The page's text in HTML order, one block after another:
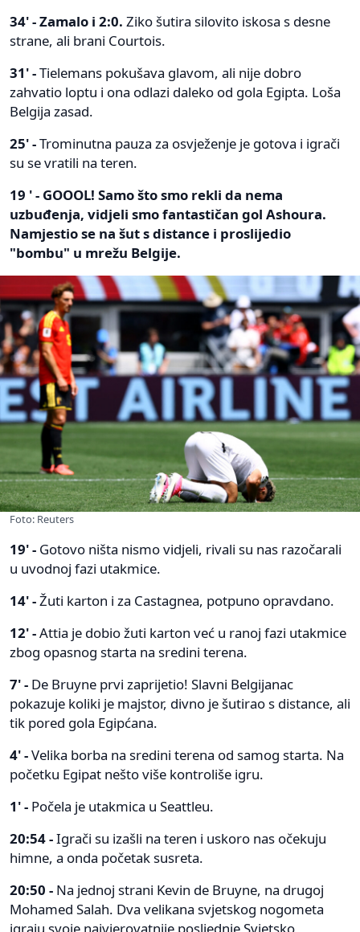
34' - Zamalo i 2:0. Ziko šutira silovito iskosa s desne
strane, ali brani Courtois.
31' -Tielemans pokušava glavom, ali nije dobro
zahvatio loptu i ona odlazi daleko od gola Egipta. Loša
Belgija zasad.
25' -Trominutna pauza za osvježenje je gotova i igrači
su se vratili na teren.
19 ' - GOOOL! Samo što smo rekli da nema
uzbuđenja, vidjeli smo fantastičan gol Ashoura.
Namjestio se na šut s distance i proslijedio
"bombu" u mrežu Belgije.
Foto: Reuters
19' - Gotovo ništa nismo vidjeli, rivali su nas razočarali
u uvodnoj fazi utakmice.
14' -Žuti karton i za Castagnea, potpuno opravdano.
12' -Attia je dobio žuti karton već u ranoj fazi utakmice
zbog opasnog starta na sredini terena.
7' - De Bruyne prvi zaprijetio! Slavni Belgijanac
pokazuje koliki je majstor, divno je šutirao s distance, ali
tik pored gola Egipćana.
4' -Velika borba na sredini terena od samog starta. Na
početku Egipat nešto više kontroliše igru.
1' - Počela je utakmica u Seattleu.
20:54 -Igrači su izašli na teren i uskoro nas očekuju
himne, a onda početak susreta.
20:50 - Na jednoj strani Kevin de Bruyne, na drugoj
Mohamed Salah. Dva velikana svjetskog nogometa
igraju svoje najvjerovatnije posljednje Svjetsko